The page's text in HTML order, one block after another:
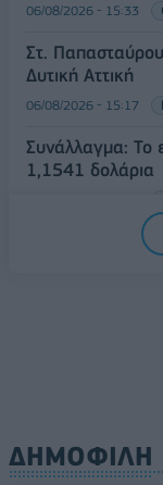
06/08/2026 - 15:33
Στ.
Δυτική Αττική
06/08/2026 - 15:17
Συνάλλαγμα: Το
1,1541 δολάρια
ΔΗΜΟΦΙΛΗ